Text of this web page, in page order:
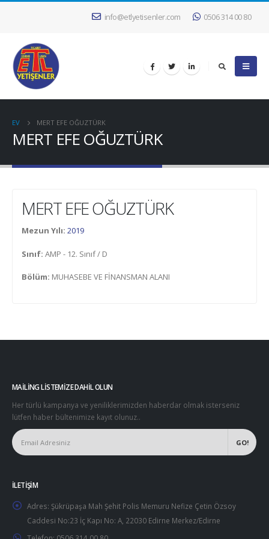
info@etlyetisenler.com 0506 314 00 80
EV MERT EFE OĞUZTÜRK
MERT EFE OĞUZTÜRK
MERT EFE OĞUZTÜRK
Mezun Yılı: 2019
Sınıf: AMP - 12. Sınıf / D
Bölüm: MUHASEBE VE FİNANSMAN ALANI
MAILING LISTEMIZE DAHIL OLUN
Her türlü kampanya ve yeniliklerimizden haberdar olmak isterseniz
lütfen haber bültenimize kayıt olunuz..
İLETIŞIM
Adres: Şükrüpaşa Mah Şehit Polis Memuru Nefize Çetin Özsoy
Caddesi No:23 İç Kapı No: A, 22030 Edirne Merkez/Edirne